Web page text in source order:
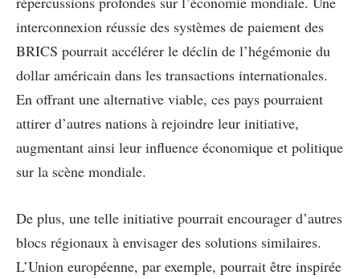
interconnexion réussie des systèmes de paiement des
BRICS pourrait accélérer le déclin de l’hégémonie du
dollar américain dans les transactions internationales.
En offrant une alternative viable, ces pays pourraient
attirer d’autres nations à rejoindre leur initiative,
augmentant ainsi leur influence économique et politique
sur la scène mondiale.
De plus, une telle initiative pourrait encourager d’autres
blocs régionaux à envisager des solutions similaires.
L’Union européenne, par exemple, pourrait être inspirée